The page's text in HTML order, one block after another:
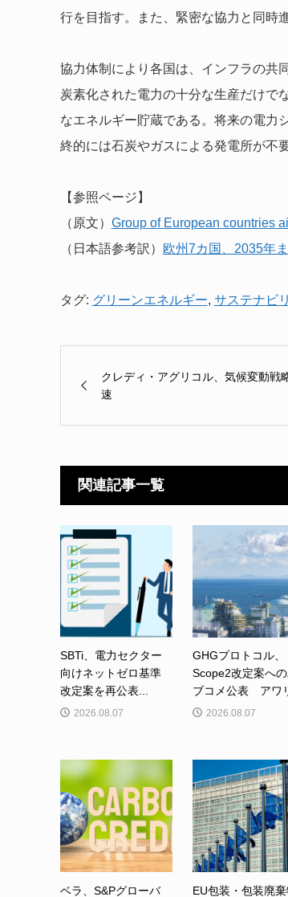
行を目指す。また、緊密な協力と同時
協力体制により各国は、インフラの共
炭素化された電力の十分な生産だけで
なエネルギー貯蔵である。将来の電力
終的には石炭やガスによる発電所が不
【参照ページ】
（原文） Group of European countries
（日本語参考訳） 欧州7カ国、2035年
タグ: グリーンエネルギー, サステナビ
クレディ・アグリコル、気候変動戦
速
関連記事一覧
SBTi、電力セクター
向けネットゼロ基準
改定案を再公表...
2026.08.07
GHGプロトコル、
Scope2改定案へ
ブコメ公表 アワ
2026.08.07
ベラ、S&Pグローバ EU包装・包装廃棄